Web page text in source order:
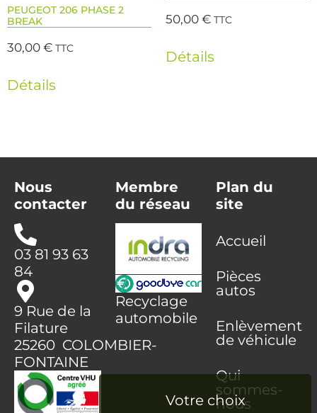
PEUGEOT 206 PHASE 2
BREAK
30,00€ TTC
Détails
50,00€ TTC
Détails
Nous
contacter
03 81 93 63
84
9 Rue de la
Filature
25260 COLOMBIER-
FONTAINE
Membre
du réseau
Recyclage
automobile
Plan du
site
Accueil
Pièces
autos
Enlèvement
de véhicule
Qui
sommes-
nous